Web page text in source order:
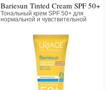
Bariesun Tinted Cream SPF 50+
Тональный крем SPF 50+ для
нормальной и чувствительной